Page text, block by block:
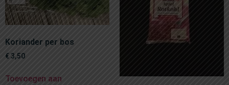
Koriander per bos
€3,50
Toevoegen aan